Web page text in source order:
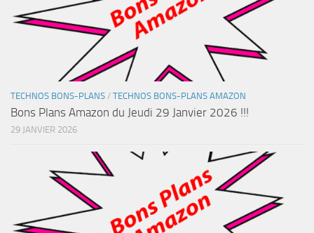
TECHNOS BONS-PLANS / TECHNOS BONS-PLANS AMAZON
Bons Plans Amazon du Jeudi 29 Janvier 2026 !!!
29 JANVIER 2026